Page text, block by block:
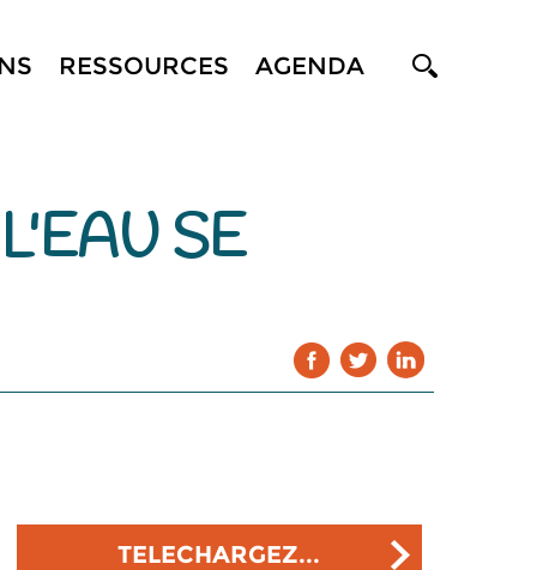
RESSOURCES AGENDA
SE
TELECHARGEZ...